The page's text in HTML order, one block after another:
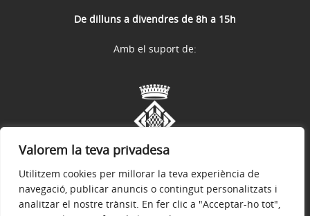
Valorem la teva privadesa
Utilitzem cookies per millorar la teva experiència de
navegació, publicar anuncis o contingut personalitzats i
analitzar el nostre trànsit. En fer clic a "Acceptar-ho tot",
De dilluns a divendres de 8h a 15h
Amb el suport de: